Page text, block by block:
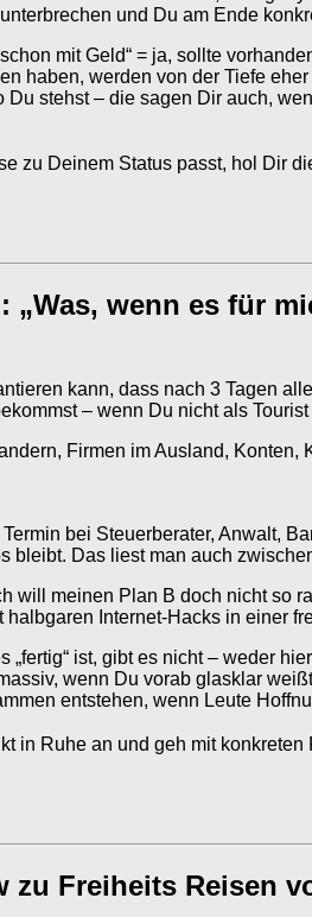
und Du am Ende
mit Geld“ = ja, sollte
haben, werden von der Tiefe
stehst – die sagen Dir auch,
zu Deinem Status passt, hol Dir
„Was, wenn es für
kann, dass nach 3 Tagen
– wenn Du nicht als
Firmen im Ausland, Konten,
bei Steuerberater, Anwalt,
bleibt. Das liest man auch
will meinen Plan B doch nicht
Internet-Hacks in einer
ist, gibt es nicht – weder
wenn Du vorab glasklar
entstehen, wenn Leute
in Ruhe an und geh mit
zu Freiheits Reisen